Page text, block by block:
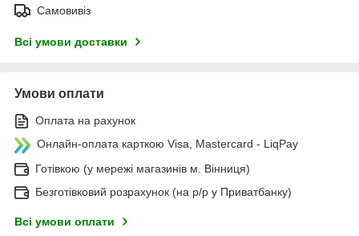
Самовивіз
Всі умови доставки
Умови оплати
Оплата на рахунок
Онлайн-оплата карткою Visa, Mastercard - LiqPay
Готівкою (у мережі магазинів м. Вінниця)
Безготівковий розрахунок (на р/р у Приватбанку)
Всі умови оплати